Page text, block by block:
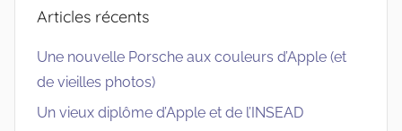
Articles récents
Une nouvelle Porsche aux couleurs d’Apple (et
de vieilles photos)
Un vieux diplôme d’Apple et de l’INSEAD